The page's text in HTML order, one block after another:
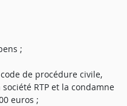
;
de procédure civile,
RTP et la condamne
euros ;